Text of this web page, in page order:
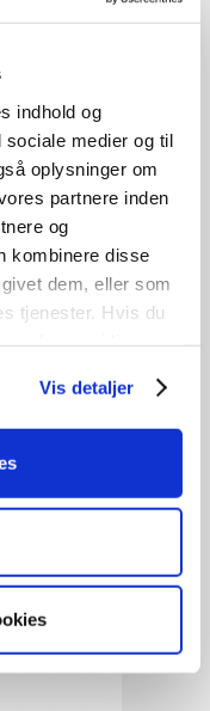
indhold og
medier og til
oplysninger om
partnere inden
og
kombinere disse
dem, eller som
tjenester. Hvis du
Vis detaljer
på lager